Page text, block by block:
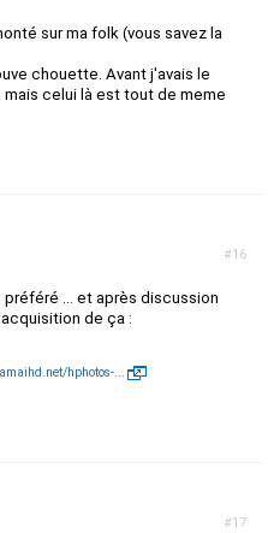
sur ma folk (vous savez la
chouette. Avant j'avais le
celui là est tout de meme
#16
préféré ... et après discussion
de ça :
hphotos-...
#17